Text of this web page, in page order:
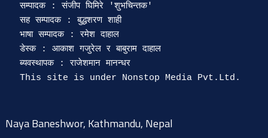
सम्पादक : संजीप घिमिरे 'शुभचिन्तक'
सह सम्पादक : बुद्धशरण शाही
भाषा सम्पादक : रमेश दाहाल
डेस्क : आकाश गजुरेल र बाबुराम दाहाल
ब्यवस्थापक : राजेशमान मानन्धर
Naya Baneshwor, Kathmandu, Nepal